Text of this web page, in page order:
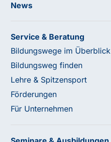
News
Service & Beratung
Bildungswege im Überblick
Bildungsweg finden
Lehre & Spitzensport
Förderungen
Für Unternehmen